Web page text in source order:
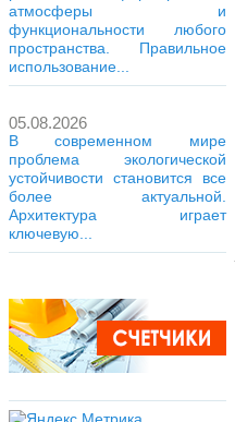
атмосферы и
функциональности любого
пространства. Правильное
использование...
05.08.2026
В современном мире
проблема экологической
устойчивости становится все
более актуальной.
Архитектура играет
ключевую...